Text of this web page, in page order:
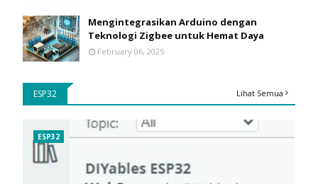
Mengintegrasikan Arduino dengan
Teknologi Zigbee untuk Hemat Daya
February 06, 2025
ESP32 Lihat Semua
ESP32